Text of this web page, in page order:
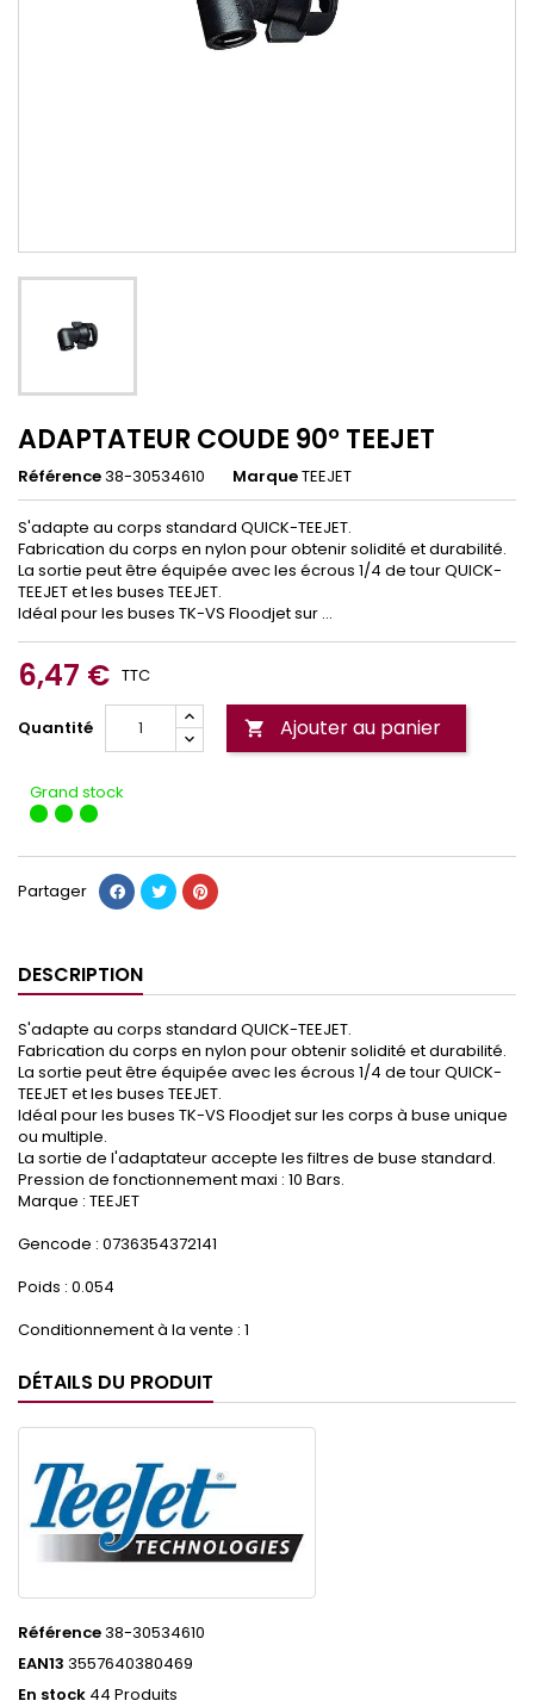
ADAPTATEUR COUDE 90° TEEJET
Référence38-30534610 MarqueTEEJET
S'adapte au corps standard QUICK-TEEJET.
Fabrication du corps en nylon pour obtenir solidité et durabilité.
La sortie peut être équipée avec les écrous 1/4 de tour QUICK-
TEEJET et les buses TEEJET.
Idéal pour les buses TK-VS Floodjet sur ...
6,47 € TTC
Quantité  Ajouter au panier
Grand stock
Partager
DESCRIPTION
S'adapte au corps standard QUICK-TEEJET.
Fabrication du corps en nylon pour obtenir solidité et durabilité.
La sortie peut être équipée avec les écrous 1/4 de tour QUICK-
TEEJET et les buses TEEJET.
Idéal pour les buses TK-VS Floodjet sur les corps à buse unique
ou multiple.
La sortie de l'adaptateur accepte les filtres de buse standard.
Pression de fonctionnement maxi : 10 Bars.
Marque : TEEJET
Gencode : 0736354372141
Poids : 0.054
Conditionnement à la vente : 1
DÉTAILS DU PRODUIT
Référence38-30534610
EAN13 3557640380469
En stock 44 Produits